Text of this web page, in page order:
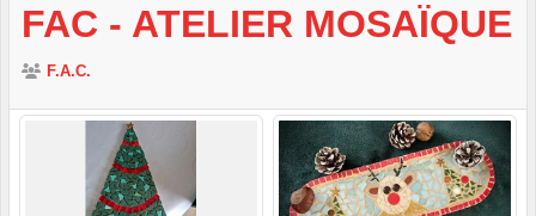
FAC - ATELIER MOSAÏQUE
F.A.C.